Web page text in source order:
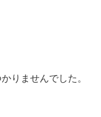
りませんでした。